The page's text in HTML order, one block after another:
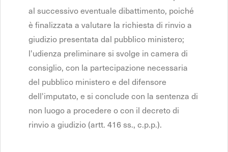
al successivo eventuale dibattimento, poiché
è finalizzata a valutare la richiesta di rinvio a
giudizio presentata dal pubblico ministero;
l'udienza preliminare si svolge in camera di
consiglio, con la partecipazione necessaria
del pubblico ministero e del difensore
dell'imputato, e si conclude con la sentenza di
non luogo a procedere o con il decreto di
rinvio a giudizio (artt. 416 ss., c.p.p.).